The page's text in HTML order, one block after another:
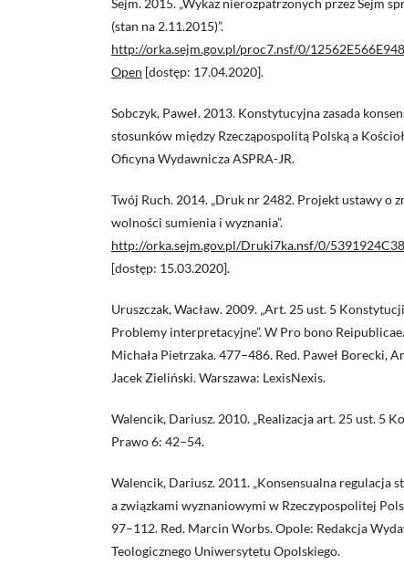
(stan na 2.11.2015)”.
http://orka.sejm.gov.pl/proc7.nsf/0/
Open [dostęp: 17.04.2020].
Sobczyk, Paweł. 2013. Konstytucyjna zasada
stosunków między Rzecząpospolitą Polską a
Oficyna Wydawnicza ASPRA-JR.
Twój Ruch. 2014. „Druk nr 2482. Projekt ustawy o
wolności sumienia i wyznania”.
http://orka.sejm.gov.pl/Druki7ka.nsf/0/
[dostęp: 15.03.2020].
Uruszczak, Wacław. 2009. „Art. 25 ust. 5
Problemy interpretacyjne”. W Pro bono
Michała Pietrzaka. 477–486. Red. Paweł Borecki,
Jacek Zieliński. Warszawa: LexisNexis.
Walencik, Dariusz. 2010. „Realizacja art. 25 ust. 5
Prawo 6: 42–54.
Walencik, Dariusz. 2011. „Konsensualna regulacja
a związkami wyznaniowymi w Rzeczypospolitej
97–112. Red. Marcin Worbs. Opole: Redakcja
Teologicznego Uniwersytetu Opolskiego.